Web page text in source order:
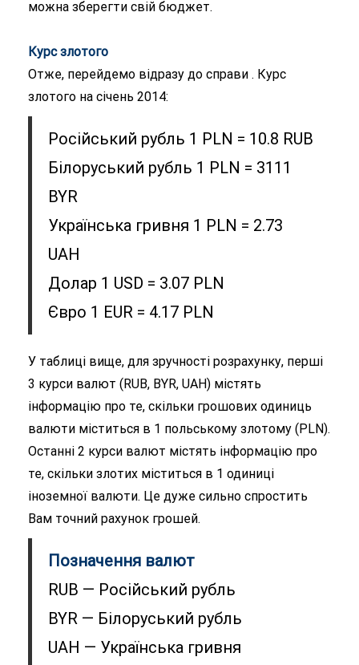
можна зберегти свій бюджет.
Курс злотого
Отже, перейдемо відразу до справи . Курс
злотого на січень 2014:
Російський рубль 1 PLN = 10.8 RUB
Білоруський рубль 1 PLN = 3111
BYR
Українська гривня 1 PLN = 2.73
UAH
Долар 1 USD = 3.07 PLN
Євро 1 EUR = 4.17 PLN
У таблиці вище, для зручності розрахунку, перші
3 курси валют (RUB, BYR, UAH) містять
інформацію про те, скільки грошових одиниць
валюти міститься в 1 польському злотому (PLN).
Останні 2 курси валют містять інформацію про
те, скільки злотих міститься в 1 одиниці
іноземної валюти. Це дуже сильно спростить
Вам точний рахунок грошей.
Позначення валют
RUB — Російський рубль
BYR — Білоруський рубль
UAH — Українська гривня